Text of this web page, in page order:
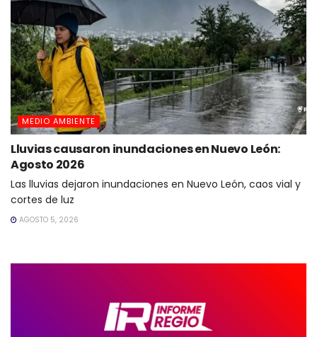
MEDIO AMBIENTE
Lluvias causaron inundaciones en Nuevo León:
Agosto 2026
Las lluvias dejaron inundaciones en Nuevo León, caos vial y
cortes de luz
AGOSTO 5, 2026